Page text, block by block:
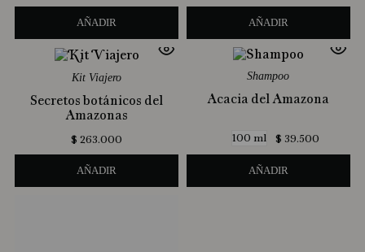
AÑADIR AÑADIR
Kit Viajero
Secretos botánicos del
Amazonas
$ 263.000
AÑADIR
Shampoo
Acacia del Amazona
100 ml $ 39.500
AÑADIR